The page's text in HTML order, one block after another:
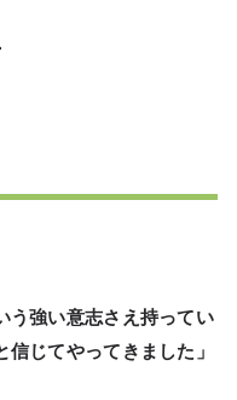
う強い意志さえ持ってい
じてやってきました」